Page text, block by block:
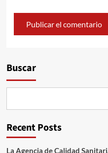
Buscar
Recent Posts
La Agencia de Calidad